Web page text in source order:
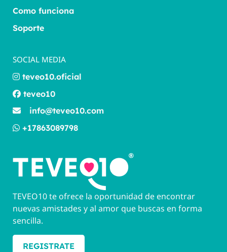
Como funciona
Soporte
SOCIAL MEDIA
teveo10.oficial
teveo10
info@teveo10.com
+17863089798
TEVEO10 te ofrece la oportunidad de encontrar
nuevas amistades y al amor que buscas en forma
sencilla.
REGISTRATE